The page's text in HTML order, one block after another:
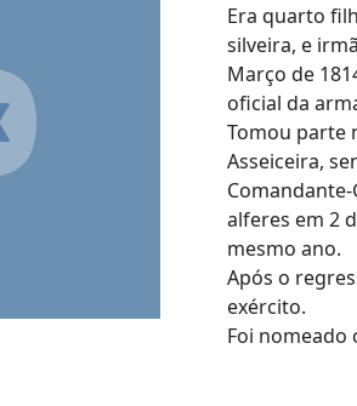
Era quarto
silveira, e
Março de
oficial da
Tomou parte
Asseiceira,
alferes em 2
mesmo ano.
Após o
exército.
Foi nomeado